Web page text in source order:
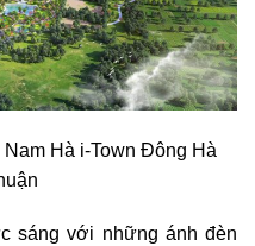
Hà i-Town Đông Hà
sáng với những ánh đèn